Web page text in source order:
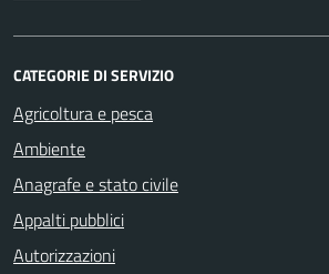
CATEGORIE DI SERVIZIO
Agricoltura e pesca
Ambiente
Anagrafe e stato civile
Appalti pubblici
Autorizzazioni